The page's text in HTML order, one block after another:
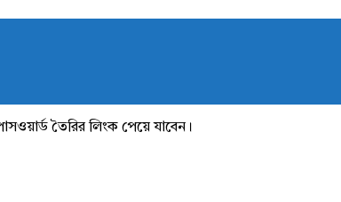
তৈরির লিংক পেয়ে যাবেন।